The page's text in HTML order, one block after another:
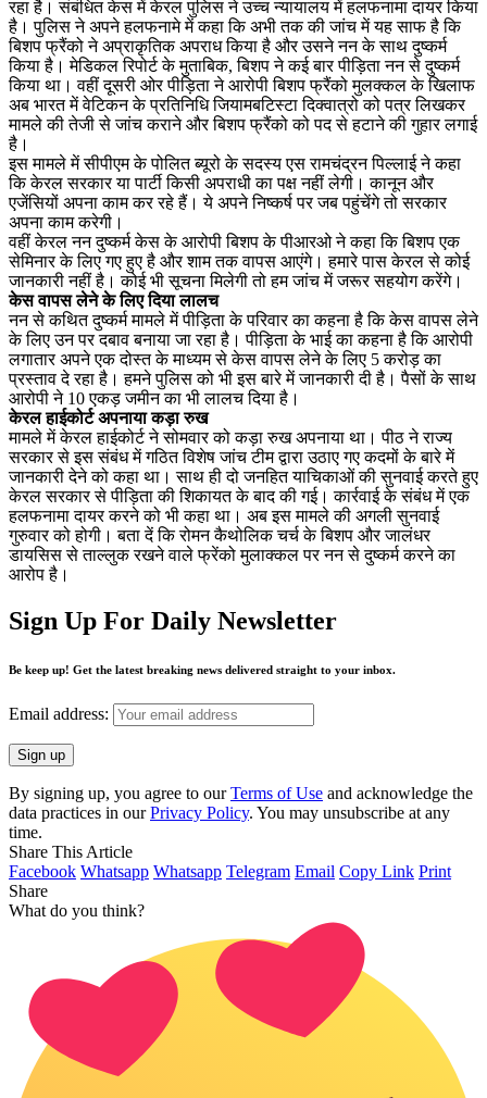
रहा है। संबंधित केस में केरल पुलिस ने उच्च न्यायालय में हलफनामा दायर किया
है। पुलिस ने अपने हलफनामे में कहा कि अभी तक की जांच में यह साफ है कि
बिशप फ्रैंको ने अप्राकृतिक अपराध किया है और उसने नन के साथ दुष्कर्म
किया है। मेडिकल रिपोर्ट के मुताबिक, बिशप ने कई बार पीड़िता नन से दुष्कर्म
किया था। वहीं दूसरी ओर पीड़िता ने आरोपी बिशप फ्रैंको मुलक्कल के खिलाफ
अब भारत में वेटिकन के प्रतिनिधि जियामबटिस्टा दिक्वात्रो को पत्र लिखकर
मामले की तेजी से जांच कराने और बिशप फ्रैंको को पद से हटाने की गुहार लगाई
है।
इस मामले में सीपीएम के पोलित ब्यूरो के सदस्य एस रामचंद्रन पिल्लाई ने कहा
कि केरल सरकार या पार्टी किसी अपराधी का पक्ष नहीं लेगी। कानून और
एजेंसियों अपना काम कर रहे हैं। ये अपने निष्कर्ष पर जब पहुंचेंगे तो सरकार
अपना काम करेगी।
वहीं केरल नन दुष्कर्म केस के आरोपी बिशप के पीआरओ ने कहा कि बिशप एक
सेमिनार के लिए गए हुए है और शाम तक वापस आएंगे। हमारे पास केरल से कोई
जानकारी नहीं है। कोई भी सूचना मिलेगी तो हम जांच में जरूर सहयोग करेंगे।
केस वापस लेने के लिए दिया लालच
नन से कथित दुष्कर्म मामले में पीड़िता के परिवार का कहना है कि केस वापस लेने
के लिए उन पर दबाव बनाया जा रहा है। पीड़िता के भाई का कहना है कि आरोपी
लगातार अपने एक दोस्त के माध्यम से केस वापस लेने के लिए 5 करोड़ का
प्रस्ताव दे रहा है। हमने पुलिस को भी इस बारे में जानकारी दी है। पैसों के साथ
आरोपी ने 10 एकड़ जमीन का भी लालच दिया है।
केरल हाईकोर्ट अपनाया कड़ा रुख
मामले में केरल हाईकोर्ट ने सोमवार को कड़ा रुख अपनाया था। पीठ ने राज्य
सरकार से इस संबंध में गठित विशेष जांच टीम द्वारा उठाए गए कदमों के बारे में
जानकारी देने को कहा था। साथ ही दो जनहित याचिकाओं की सुनवाई करते हुए
केरल सरकार से पीड़िता की शिकायत के बाद की गई। कार्रवाई के संबंध में एक
हलफनामा दायर करने को भी कहा था। अब इस मामले की अगली सुनवाई
गुरुवार को होगी। बता दें कि रोमन कैथोलिक चर्च के बिशप और जालंधर
डायसिस से ताल्लुक रखने वाले फ्रेंको मुलाक्कल पर नन से दुष्कर्म करने का
आरोप है।
Sign Up For Daily Newsletter
Be keep up! Get the latest breaking news delivered straight to your inbox.
Email address:
By signing up, you agree to ourTerms of Use and acknowledge the
data practices in ourPrivacy Policy. You may unsubscribe at any
time.
Share This Article
Facebook Whatsapp Whatsapp Telegram Email Copy Link Print
Share
What do you think?